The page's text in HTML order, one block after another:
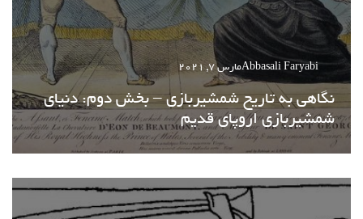
Abbasali Faryabiمارس 7, 2021
نگاهی به تاریخ شمشیربازی – بخش دوم: دنیای
شمشیربازی اروپای قدیم